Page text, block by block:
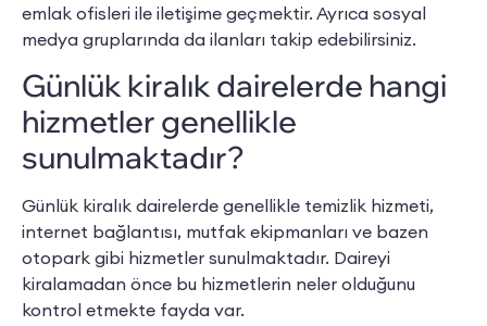
emlak ofisleri ile iletişime geçmektir. Ayrıca sosyal
medya gruplarında da ilanları takip edebilirsiniz.
Günlük kiralık dairelerde hangi
hizmetler genellikle
sunulmaktadır?
Günlük kiralık dairelerde genellikle temizlik hizmeti,
internet bağlantısı, mutfak ekipmanları ve bazen
otopark gibi hizmetler sunulmaktadır. Daireyi
kiralamadan önce bu hizmetlerin neler olduğunu
kontrol etmekte fayda var.